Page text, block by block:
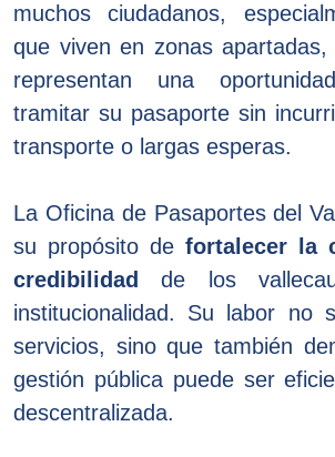
muchos ciudadanos,
que viven en zonas apartadas,
representan una
tramitar su pasaporte sin
transporte o largas esperas.
La Oficina de Pasaportes del
su propósito de fortalecer la
credibilidad
de los
institucionalidad. Su labor no
servicios, sino que también
gestión pública puede ser
descentralizada.